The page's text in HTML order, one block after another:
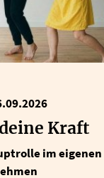
Kraft
im eigenen